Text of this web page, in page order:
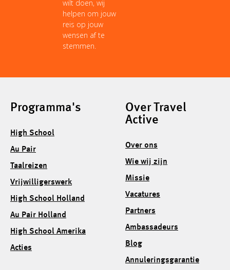
wilt doen, wij
helpen om jouw
reis op jouw
wensen af te
stemmen.
Programma's
High School
Au Pair
Taalreizen
Vrijwilligerswerk
High School Holland
Au Pair Holland
High School Amerika
Acties
Over Travel
Active
Over ons
Wie wij zijn
Missie
Vacatures
Partners
Ambassadeurs
Blog
Annuleringsgarantie